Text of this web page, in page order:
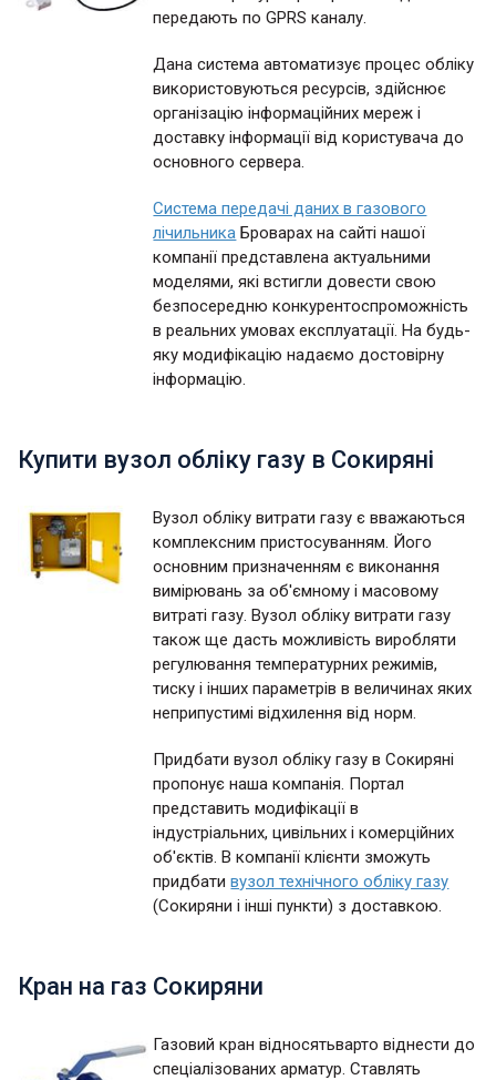
передають по GPRS каналу.
Дана система автоматизує процес обліку
використовуються ресурсів, здійснює
організацію інформаційних мереж і
доставку інформації від користувача до
основного сервера.
Система передачі даних в газового
лічильника Броварах на сайті нашої
компанії представлена актуальними
моделями, які встигли довести свою
безпосередню конкурентоспроможність
в реальних умовах експлуатації. На будь-
яку модифікацію надаємо достовірну
інформацію.
Купити вузол обліку газу в Сокиряні
Вузол обліку витрати газу є вважаються
комплексним пристосуванням. Його
основним призначенням є виконання
вимірювань за об'ємному і масовому
витраті газу. Вузол обліку витрати газу
також ще дасть можливість виробляти
регулювання температурних режимів,
тиску і інших параметрів в величинах яких
неприпустимі відхилення від норм.
Придбати вузол обліку газу в Сокиряні
пропонує наша компанія. Портал
представить модифікації в
індустріальних, цивільних і комерційних
об'єктів. В компанії клієнти зможуть
придбативузол технічного обліку газу
(Сокиряни і інші пункти) з доставкою.
Кран на газ Сокиряни
Газовий кран відносятьварто віднести до
спеціалізованих арматур. Ставлять